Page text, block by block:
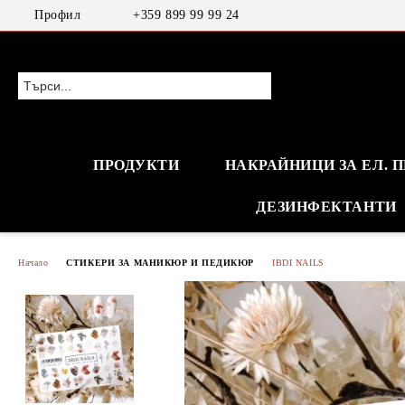
Профил +359 899 99 99 24
ПРОДУКТИ НАКРАЙНИЦИ ЗА ЕЛ.
ДЕЗИНФЕКТАНТИ
Начало СТИКЕРИ ЗА МАНИКЮР И ПЕДИКЮР IBDI NAILS